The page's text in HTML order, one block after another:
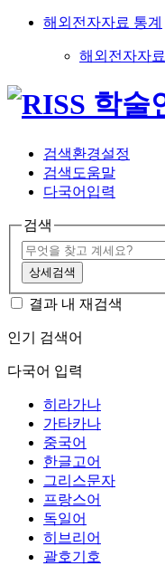
해외전자자료 통계
해외전자자
검색환경설정
검색도움말
다국어입력
검색
상세검색
결과 내 재검색
인기 검색어
다국어 입력
히라가나
가타카나
중국어
한글고어
그리스문자
프랑스어
독일어
히브리어
괄호기호